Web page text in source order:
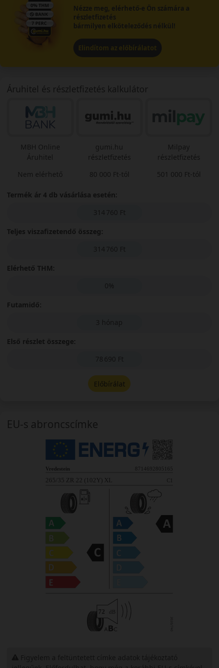
Nézze meg, elérhető-e Ön számára a
részletfizetés
bármilyen elköteleződés nélkül!
Elindítom az előbírálatot
Áruhitel és részletfizetés kalkulátor
MBH Online
Áruhitel
Nem elérhető
gumi.hu
részletfizetés
80 000 Ft-tól
Milpay
részletfizetés
501 000 Ft-tól
Termék ár 4 db vásárlása esetén:
314 760 Ft
Teljes viszafizetendő összeg:
314 760 Ft
Elérhető THM:
0%
Futamidő:
3 hónap
Első részlet összege:
78 690 Ft
Előbírálat
EU-s abroncscímke